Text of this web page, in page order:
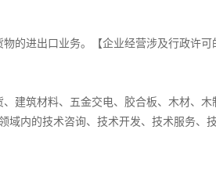
的进出口业务。【企业经营涉及行政许可
建筑材料、五金交电、胶合板、木材、
域内的技术咨询、技术开发、技术服务、